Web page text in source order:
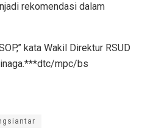
rekomendasi dalam
kata Wakil Direktur RSUD
mpc/bs